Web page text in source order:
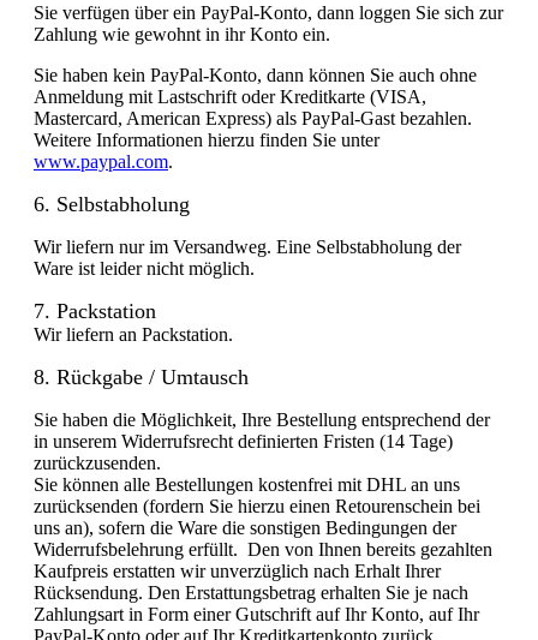
Sie verfügen über ein PayPal-Konto, dann loggen Sie sich zur
Zahlung wie gewohnt in ihr Konto ein.
Sie haben kein PayPal-Konto, dann können Sie auch ohne
Anmeldung mit Lastschrift oder Kreditkarte (VISA,
Mastercard, American Express) als PayPal-Gast bezahlen.
Weitere Informationen hierzu finden Sie unter
www.paypal.com.
6. Selbstabholung
Wir liefern nur im Versandweg. Eine Selbstabholung der
Ware ist leider nicht möglich.
7. Packstation
Wir liefern an Packstation.
8. Rückgabe / Umtausch
Sie haben die Möglichkeit, Ihre Bestellung entsprechend der
in unserem Widerrufsrecht definierten Fristen (14 Tage)
zurückzusenden.
Sie können alle Bestellungen kostenfrei mit DHL an uns
zurücksenden (fordern Sie hierzu einen Retourenschein bei
uns an), sofern die Ware die sonstigen Bedingungen der
Widerrufsbelehrung erfüllt. Den von Ihnen bereits gezahlten
Kaufpreis erstatten wir unverzüglich nach Erhalt Ihrer
Rücksendung. Den Erstattungsbetrag erhalten Sie je nach
Zahlungsart in Form einer Gutschrift auf Ihr Konto, auf Ihr
PayPal-Konto oder auf Ihr Kreditkartenkonto zurück.